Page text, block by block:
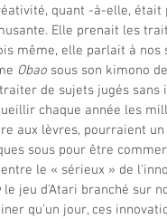
quant -à-elle,
Elle prenait les
même, elle parlait à nos
Obao sous son kimono
de sujets jugés sans
chaque année les
aux lèvres, pourraient
sous pour être
le « sérieux » de
le jeu d'Atari branché sur
qu'un jour, ces